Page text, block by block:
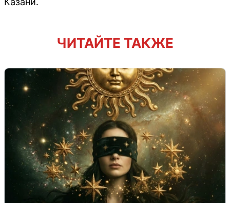
ЧИТАЙТЕ ТАКЖЕ